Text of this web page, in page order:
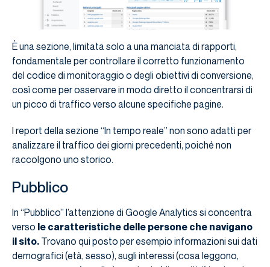
È una sezione, limitata solo a una manciata di rapporti,
fondamentale per controllare il corretto funzionamento
del codice di monitoraggio o degli obiettivi di conversione,
così come per osservare in modo diretto il concentrarsi di
un picco di traffico verso alcune specifiche pagine.
I report della sezione “In tempo reale” non sono adatti per
analizzare il traffico dei giorni precedenti, poiché non
raccolgono uno storico.
Pubblico
In “Pubblico” l’attenzione di Google Analytics si concentra
verso le caratteristiche delle persone che navigano
il sito. Trovano qui posto per esempio informazioni sui dati
demografici (età, sesso), sugli interessi (cosa leggono,